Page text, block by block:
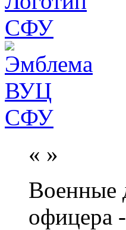
« »
Военные
офицера